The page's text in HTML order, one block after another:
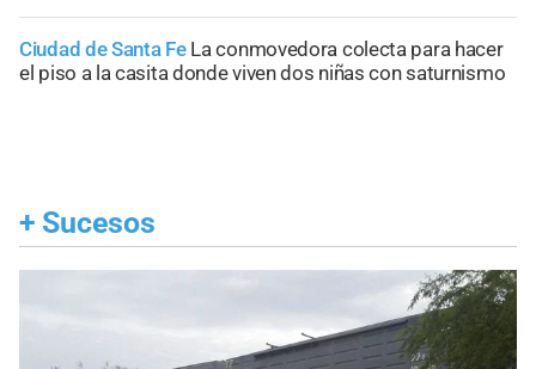
Ciudad de Santa Fe La conmovedora colecta para hacer
el piso a la casita donde viven dos niñas con saturnismo
+ Sucesos